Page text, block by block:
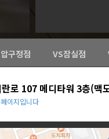
구정점 VS잠실점
로 107 메디타워 3층(맥
이지입니다